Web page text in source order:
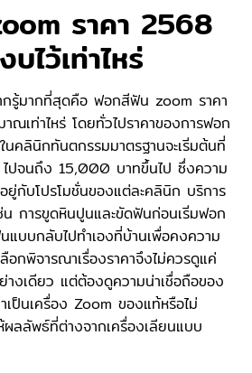
ราคา 2568
ไว้เท่าไหร่
กรู้มากที่สุดคือ ฟอกสีฟัน zoom ราคา
ณเท่าไหร่ โดยทั่วไปราคาของการฟอก
คลินิกทันตกรรมมาตรฐานจะเริ่มต้นที่
จนถึง 15,000 บาทขึ้นไป ซึ่งความ
ยู่กับโปรโมชั่นของแต่ละคลินิก บริการ
น การขูดหินปูนและขัดฟันก่อนเริ่มฟอก
บบกลับไปทำเองที่บ้านเพื่อคงความ
อกพิจารณาเรื่องราคาจึงไม่ควรดูแค่
งเดียว แต่ต้องดูความน่าเชื่อถือของ
ป็นเครื่อง Zoom ของแท้หรือไม่
ผลลัพธ์ที่ต่างจากเครื่องเลียนแบบ